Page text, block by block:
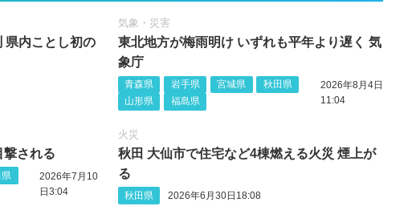
内ことし初の
気象・災害
東北地方が梅雨明け いずれも平年より遅く 気
象庁
青森県 岩手県 宮城県
秋田県
山形県
福島県
2026年8月4日
11:04
撃される
2026年7月10
日3:04
火災
秋田 大仙市で住宅など4棟燃える火災 煙上が
る
秋田県 2026年6月30日18:08